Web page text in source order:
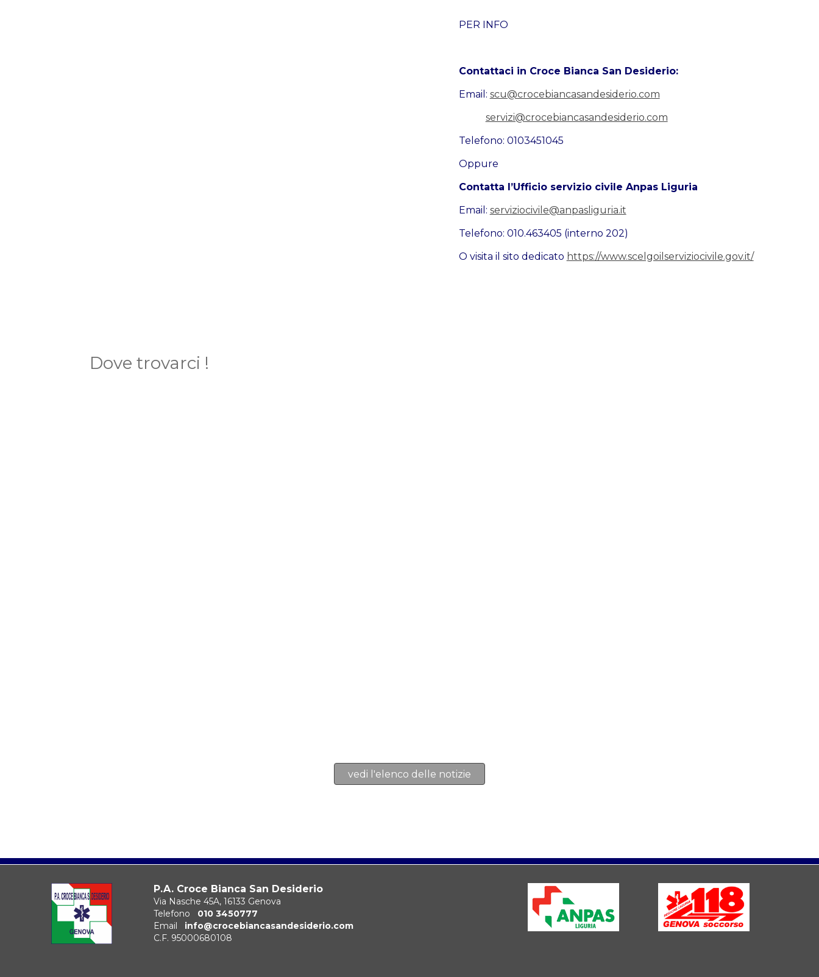
PER INFO
Contattaci in Croce Bianca San Desiderio:
Email: scu@crocebiancasandesiderio.com
servizi@crocebiancasandesiderio.com
Telefono: 0103451045
Oppure
Contatta l’Ufficio servizio civile Anpas Liguria
Email: serviziocivile@anpasliguria.it
Telefono: 010.463405 (interno 202)
O visita il sito dedicato https://www.scelgoilserviziocivile.gov.it/
Dove trovarci !
vedi l'elenco delle notizie
P.A. Croce Bianca San Desiderio
Via Nasche 45A, 16133 Genova
Telefono 010 3450777
Email info@crocebiancasandesiderio.com
C.F. 95000680108